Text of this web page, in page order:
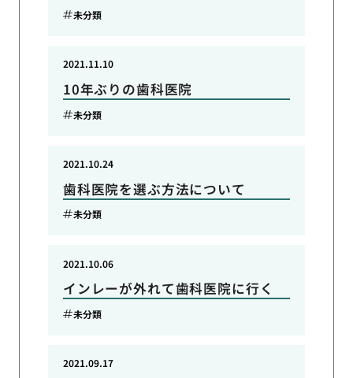
未分類
10年ぶりの歯科医院
2021.11.10
未分類
歯科医院を選ぶ方法について
2021.10.24
未分類
インレーが外れて歯科医院に行く
2021.10.06
未分類
2021.09.17